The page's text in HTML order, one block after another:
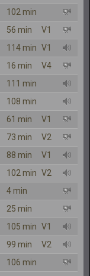
102 min
56 min
V1
114 min V1
16 min
V4
111 min
108 min
61 min
V1
73 min
V2
88 min
V1
102 min V2
4 min
25 min
105 min V1
99 min
V2
106 min